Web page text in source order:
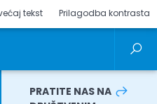
tekst Prilagodba kontrasta
PRATITE NAS NA